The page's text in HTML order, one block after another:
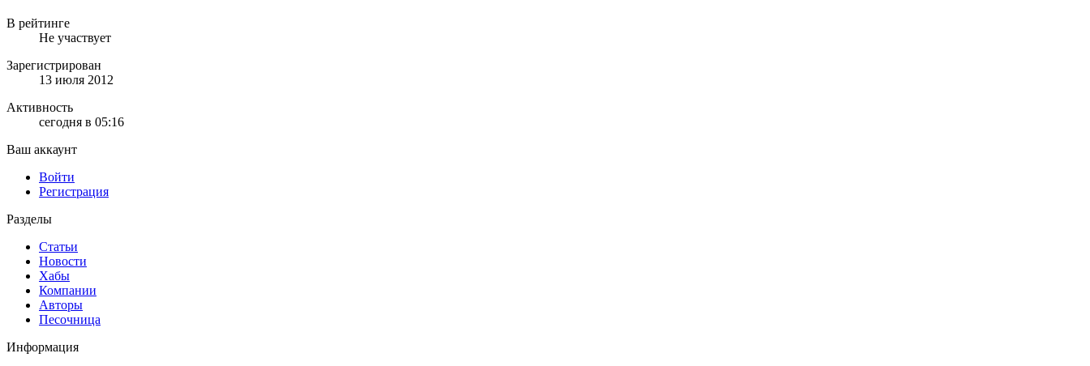
В рейтинге
Не участвует
Зарегистрирован
13 июля 2012
Активность
сегодня в 05:16
Ваш аккаунт
Войти
Регистрация
Разделы
Статьи
Новости
Хабы
Компании
Авторы
Песочница
Информация